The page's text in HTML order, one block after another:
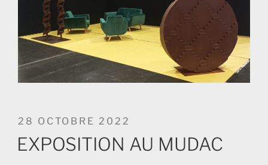
PUBLIÉ
LE
28 OCTOBRE 2022
EXPOSITION AU MUDAC